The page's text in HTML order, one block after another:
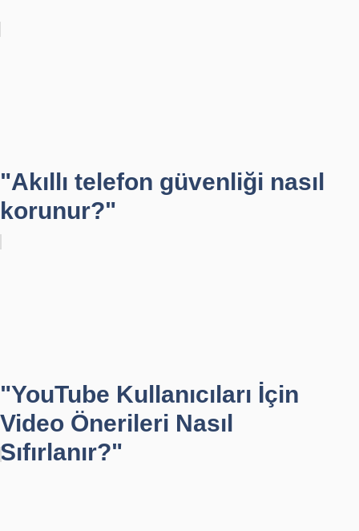
"Akıllı telefon güvenliği nasıl
korunur?"
"YouTube Kullanıcıları İçin
Video Önerileri Nasıl
Sıfırlanır?"